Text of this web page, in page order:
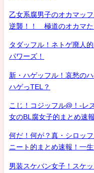
乙女系腐男子のオカマッ
逆襲！！ 極道のオカマた
タダッフル！ネトゲ廃人
パワーズ！
新・ハゲッフル！哀愁の
ハゲっTEL？
こじ！コジッフル@！-レ
女のBL腐女子的まとめ速
何だ！何が？真・シロ
ニート的まとめ速報！一
男装スケバン女子！スケ